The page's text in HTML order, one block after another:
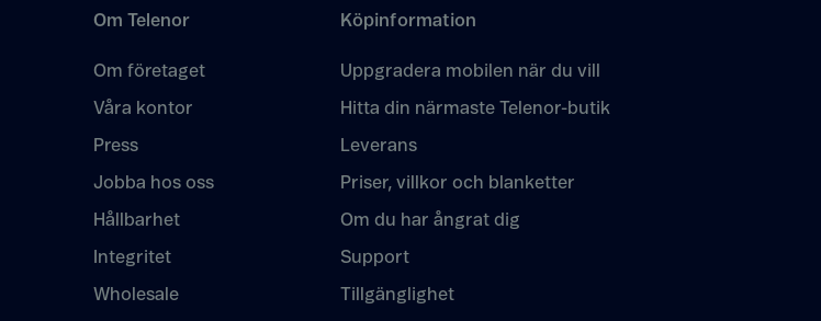
Om Telenor
Om företaget
Våra kontor
Press
Jobba hos oss
Hållbarhet
Integritet
Wholesale
Köpinformation
Uppgradera mobilen när du vill
Hitta din närmaste Telenor-butik
Leverans
Priser, villkor och blanketter
Om du har ångrat dig
Support
Tillgänglighet